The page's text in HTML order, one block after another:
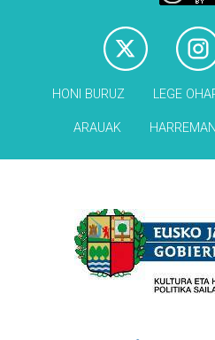
HONI BURUZ LEGE
ARAUAK